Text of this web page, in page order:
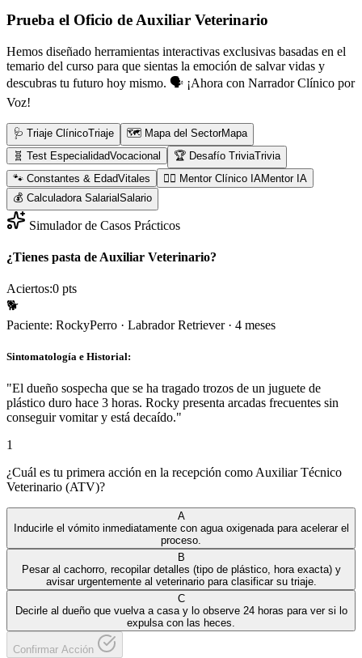
Prueba el Oficio de Auxiliar Veterinario
Hemos diseñado herramientas interactivas exclusivas basadas en el
temario del curso para que sientas la emoción de salvar vidas y
descubras tu futuro hoy mismo. 🗣️ ¡Ahora con Narrador Clínico por
Voz!
🩺 Triaje ClínicoTriaje 🗺️ Mapa del SectorMapa
🧬 Test EspecialidadVocacional 🏆 Desafío TriviaTrivia
🐾 Constantes & EdadVitales 👨‍⚕️ Mentor Clínico IAMentor IA
💰 Calculadora SalarialSalario
Simulador de Casos Prácticos
¿Tienes pasta de Auxiliar Veterinario?
Aciertos:0 pts
🐕
Paciente: RockyPerro · Labrador Retriever· 4 meses
Sintomatología e Historial:
"El dueño sospecha que se ha tragado trozos de un juguete de
plástico duro hace 3 horas. Rocky presenta arcadas frecuentes sin
conseguir vomitar y está decaído."
1
¿Cuál es tu primera acción en la recepción como Auxiliar Técnico
Veterinario (ATV)?
A
Inducirle el vómito inmediatamente con agua oxigenada para acelerar el
proceso.
B
Pesar al cachorro, recopilar detalles (tipo de plástico, hora exacta) y
avisar urgentemente al veterinario para clasificar su triaje.
C
Decirle al dueño que vuelva a casa y lo observe 24 horas para ver si lo
expulsa con las heces.
Confirmar Acción